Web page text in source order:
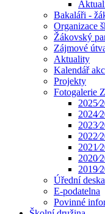
Bakaláři -
Organizace
Žákovský
Zájmové
Aktuality
Kalendář
Projekty
Fotogalerie
Úřední deska
E-podatelna
Povinné